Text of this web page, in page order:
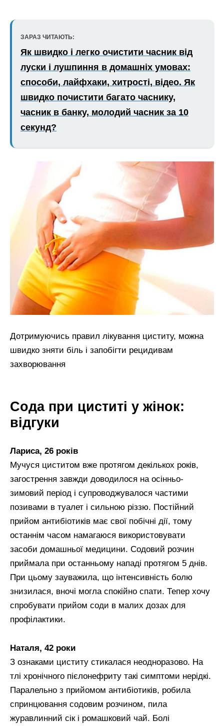
ЗАРАЗ ЧИТАЮТЬ:
Як швидко і легко очистити часник від
луски і лушпиння в домашніх умовах:
способи, лайфхаки, хитрості, відео. Як
швидко почистити багато часнику,
часник в банку, молодий часник за 10
секунд?
Дотримуючись правил лікування циститу, можна
швидко зняти біль і запобігти рецидивам
захворювання
Сода при циститі у жінок:
відгуки
Лариса, 26 років
Мучуся циститом вже протягом декількох років,
загострення завжди доводилося на осінньо-
зимовий період і супроводжувалося частими
позивами в туалет і сильною різзю. Постійний
прийом антибіотиків має свої побічні дії, тому
останнім часом намагаюся використовувати
засоби домашньої медицини. Содовий розчин
приймала при останньому нападі протягом 5 днів.
При цьому зауважила, що інтенсивність болю
знизилася, вночі могла спокійно спати. Тепер хочу
спробувати прийом соди в малих дозах для
профілактики.
Наталя, 42 роки
З ознаками циститу стикалася неодноразово. На
тлі хронічного пієлонефриту такі симптоми нерідкі.
Паралельно з прийомом антибіотиків, робила
спринцювання содовим розчином, пила
журавлинний сік і ромашковий чай. Болі